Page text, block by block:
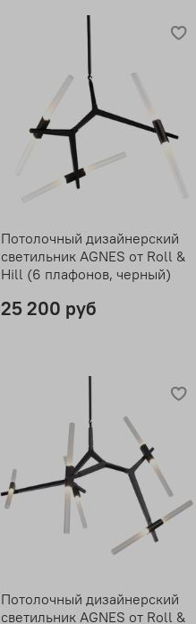
Потолочный дизайнерский
светильник AGNES от Roll &
Hill (6 плафонов, черный)
25 200 руб
Потолочный дизайнерский
светильник AGNES от Roll &